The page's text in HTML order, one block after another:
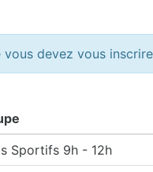
devez vous
Sportifs 9h - 12h